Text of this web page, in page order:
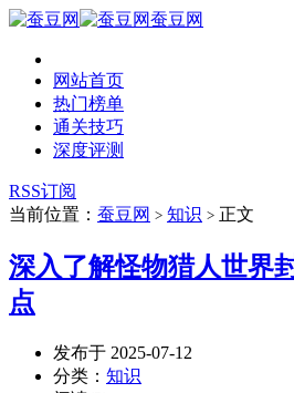
蚕豆网
网站首页
热门榜单
通关技巧
深度评测
RSS订阅
当前位置： 蚕豆网 > 知识 > 正文
深入了解怪物猎人世界
点
发布于 2025-07-12
分类： 知识